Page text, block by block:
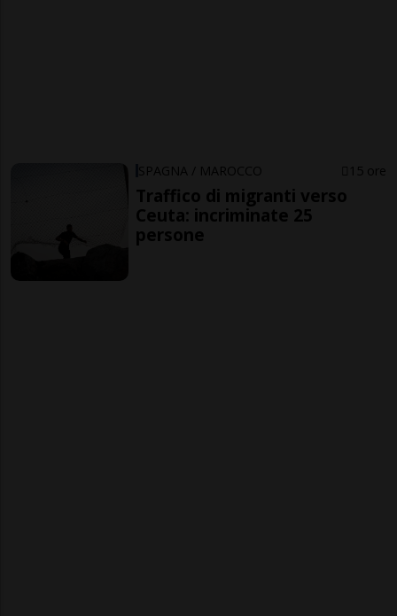
SPAGNA / MAROCCO 15 ore
Traffico di migranti verso
Ceuta: incriminate 25
persone